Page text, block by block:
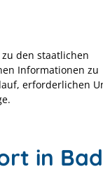
den staatlichen
Informationen zu
erforderlichen
in